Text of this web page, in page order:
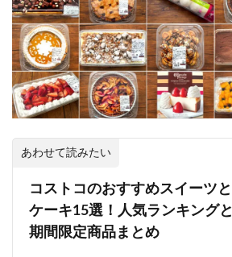
あわせて読みたい
コストコのおすすめスイーツと
ケーキ15選！人気ランキングと
期間限定商品まとめ